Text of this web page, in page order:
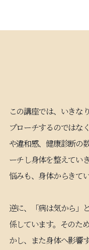
この講座では、いきな
プローチするのではな
や違和感、健康診断の
ーチし身体を整えてい
悩みも、身体からきて
逆に、「病は気から」
係しています。そのた
かし、また身体へ影響